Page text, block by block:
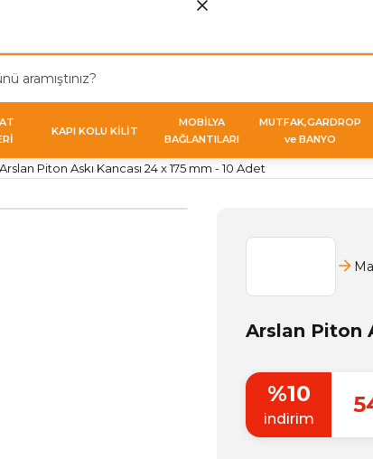
KAPI KOLU KİLİT
MOBİLYA
BAĞLANTILARI
MUTFAK,GARDROP
ve BANYO
Arslan Piton Askı Kancası 24 x 175 mm - 10 Adet
Arslan Piton
%10
indirim